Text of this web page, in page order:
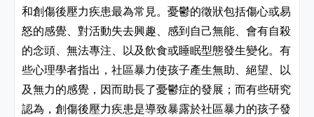
和創傷後壓力疾患最為常見。憂鬱的徵狀包括傷心或易
怒的感覺、對活動失去興趣、感到自己無能、會有自殺
的念頭、無法專注、以及飲食或睡眠型態發生變化。有
些心理學者指出，社區暴力使孩子產生無助、絕望、以
及無力的感覺，因而助長了憂鬱症的發展；而有些研究
認為，創傷後壓力疾患是導致暴露於社區暴力的孩子發